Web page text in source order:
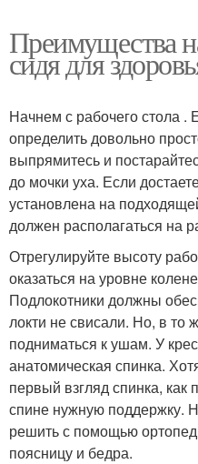
Преимущества
сидя для
Начнем с рабочего стола .
определить довольно
выпрямитесь и
до мочки уха. Если
установлена на
должен располагаться на
Отрегулируйте высоту
оказаться на уровне
Подлокотники должны
локти не свисали. Но, в
подниматься к ушам. У
анатомическая спинка.
первый взгляд спинка, как
спине нужную поддержку.
решить с помощью
поясницу и бедра.